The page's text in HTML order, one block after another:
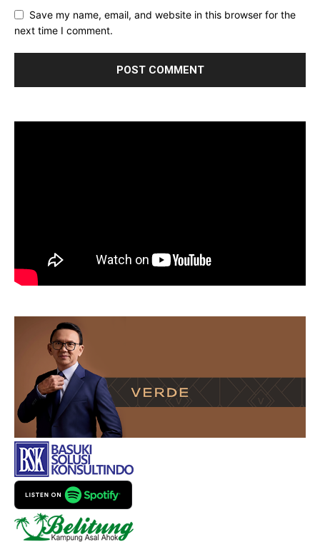
Save my name, email, and website in this browser for the
next time I comment.